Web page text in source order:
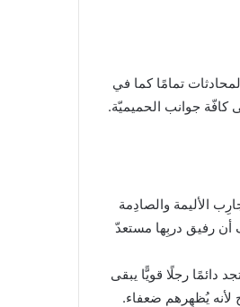
تمامًا كما في
كافّة جوانب الحميميّة.
الأليمة والصادِمة
أن رفيق دربِها مستعدّ
دائمًا رجلًا قويًّا يبقى
لأنه يُظهِرهم ضعفاء.